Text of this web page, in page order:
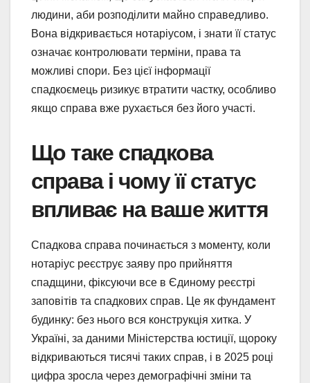
людини, аби розподілити майно справедливо.
Вона відкривається нотаріусом, і знати її статус
означає контролювати терміни, права та
можливі спори. Без цієї інформації
спадкоємець ризикує втратити частку, особливо
якщо справа вже рухається без його участі.
Що таке спадкова
справа і чому її статус
впливає на ваше життя
Спадкова справа починається з моменту, коли
нотаріус реєструє заяву про прийняття
спадщини, фіксуючи все в Єдиному реєстрі
заповітів та спадкових справ. Це як фундамент
будинку: без нього вся конструкція хитка. У
Україні, за даними Міністерства юстиції, щороку
відкриваються тисячі таких справ, і в 2025 році
цифра зросла через демографічні зміни та